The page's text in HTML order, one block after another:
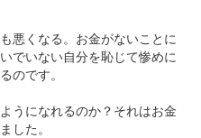
悪くなる。お金がないことに
でいない自分を恥じて惨めに
のです。
うになれるのか？それはお金
した。